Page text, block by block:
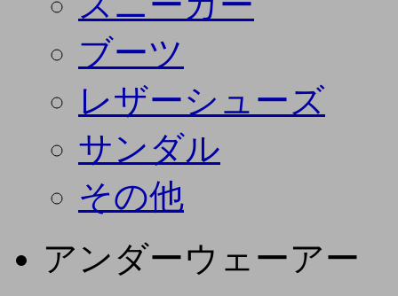
ブーツ
レザーシューズ
サンダル
その他
アンダーウェーアー